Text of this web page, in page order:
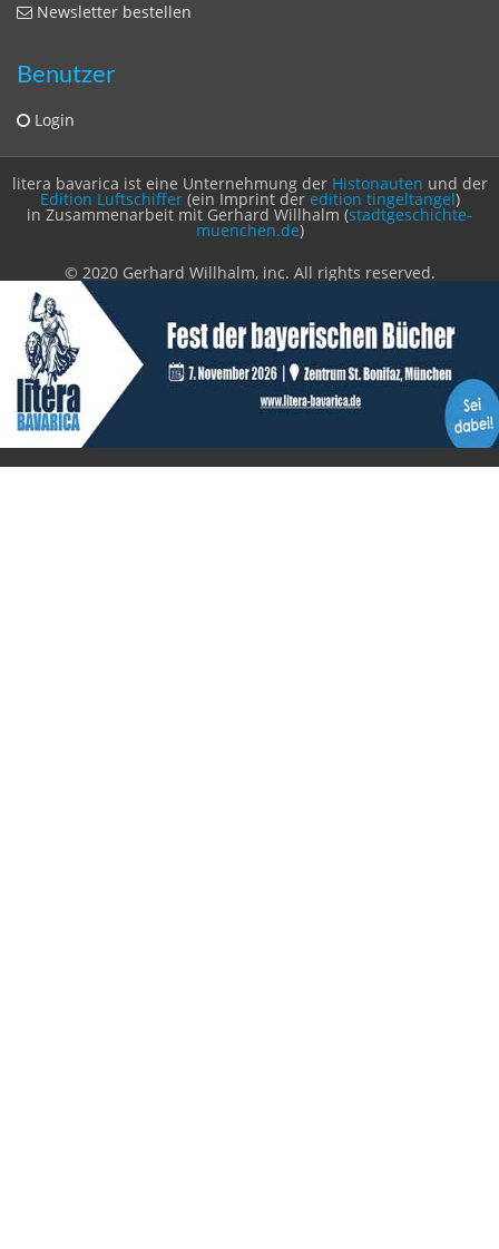
Newsletter bestellen
Benutzer
Login
litera bavarica ist eine Unternehmung der Histonauten und der
Edition Luftschiffer(ein Imprint der edition tingeltangel)
in Zusammenarbeit mit Gerhard Willhalm (stadtgeschichte-
muenchen.de)
© 2020 Gerhard Willhalm, inc. All rights reserved.